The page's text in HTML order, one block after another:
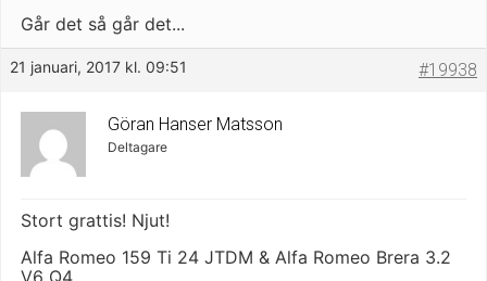
Går det så går det...
21 januari, 2017 kl. 09:51 #19938
Göran Hanser Matsson
Deltagare
Stort grattis! Njut!
Alfa Romeo 159 Ti 24 JTDM & Alfa Romeo Brera 3.2